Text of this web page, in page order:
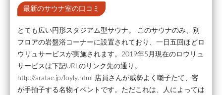
最新のサウナ室の口コミ
とても広い円形スタジアム型サウナ。 このサウナのみ、別
フロアの岩盤浴コーナーに設置されており、一日五回ほどロ
ウリュサービスが実施されます。2019年5月現在のロウリュ
サービスは下記URLのリンク先の通り。
http://aratae.jp/loyly.html 店員さんが威勢よく囃子たて、客
が手拍子する名物イベントです。ただこれは、人によっては